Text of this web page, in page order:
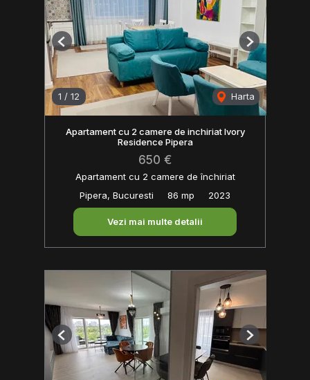
1 / 12 Harta
Previous Next
Apartament cu 2 camere de inchiriat Ivory
Residence Pipera
650 €
Apartament cu 2 camere de închiriat
Pipera, Bucuresti
86 mp 2023
Vezi mai multe detalii
Previous Next